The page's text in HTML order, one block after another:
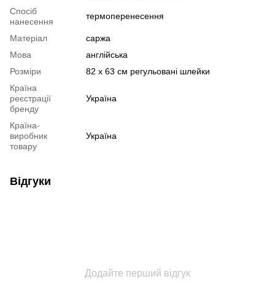
Спосіб
нанесення
термоперенесення
Матеріал
саржа
Мова
англійська
Розміри
82 х 63 см регульовані шлейки
Країна
реєстрації
бренду
Україна
Країна-
виробник
товару
Україна
Відгуки
Додайте перший відгук